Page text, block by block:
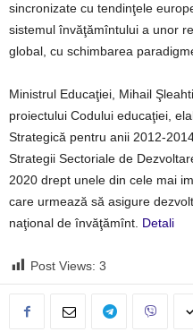
sincronizate cu tendinţele
sistemul învăţămîntului a unor
global, cu schimbarea
Ministrul Educaţiei, Mihail
proiectului Codului educaţiei,
Strategică pentru anii 2012-
Strategii Sectoriale de
2020 drept unele din cele mai
care urmează să asigure
naţional de învăţămînt. Detali
Post Views: 3